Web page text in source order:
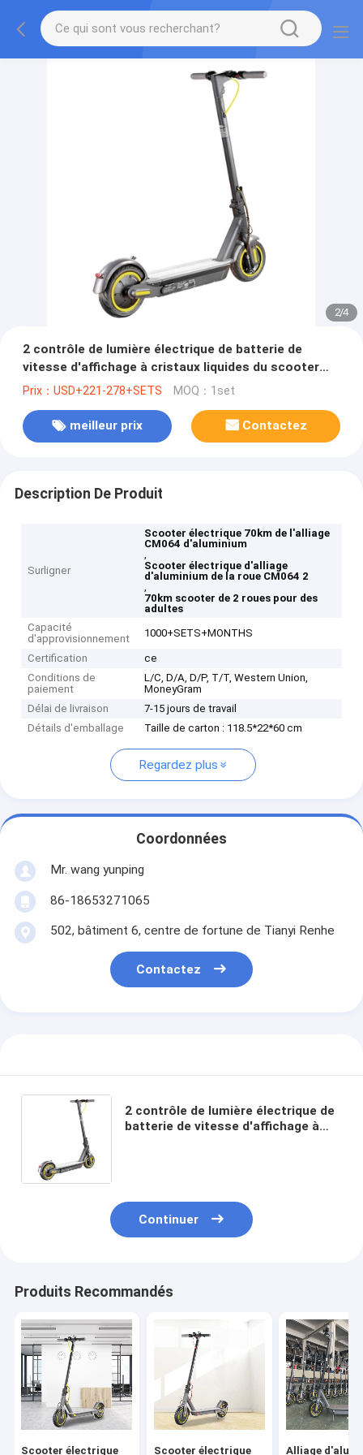
2/4
2 contrôle de lumière électrique de batterie de
vitesse d'affichage à cristaux liquides du scooter
70km d'alliage d'aluminium de roue
Prix：USD+221-278+SETS MOQ：1set
meilleur prix Contactez
Description De Produit
Surligner
Scooter électrique 70km de l'alliage
CM064 d'aluminium
,
Scooter électrique d'alliage
d'aluminium de la roue CM064 2
,
70km scooter de 2 roues pour des
adultes
Capacité
d'approvisionnement
1000+SETS+MONTHS
Certification
ce
Conditions de
paiement
L/C, D/A, D/P, T/T, Western Union,
MoneyGram
Délai de livraison
7-15 jours de travail
Détails d'emballage
Taille de carton : 118.5*22*60 cm
Regardez plus
Coordonnées
Mr. wang yunping
86-18653271065
502, bâtiment 6, centre de fortune de Tianyi Renhe
Contactez
2 contrôle de lumière électrique de
batterie de vitesse d'affichage à
Continuer
Produits Recommandés
Scooter électrique Scooter électrique Alliage